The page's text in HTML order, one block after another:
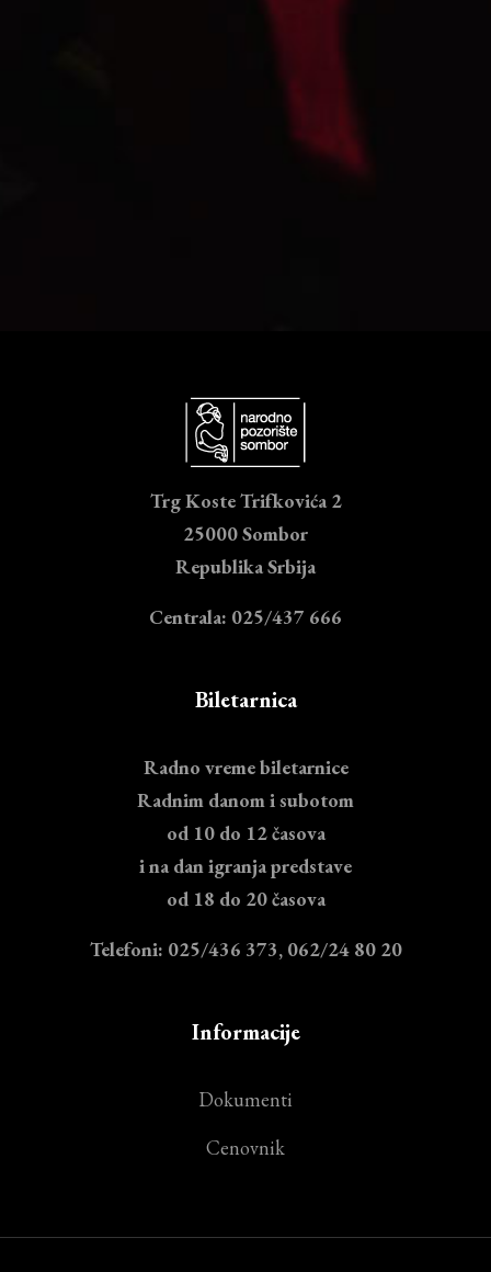
Trg Koste Trifkovića 2
25000 Sombor
Republika Srbija
Centrala: 025/437 666
Biletarnica
Radno vreme biletarnice
Radnim danom i subotom
od 10 do 12 časova
i na dan igranja predstave
od 18 do 20 časova
Telefoni: 025/436 373, 062/24 80 20
Informacije
Dokumenti
Cenovnik